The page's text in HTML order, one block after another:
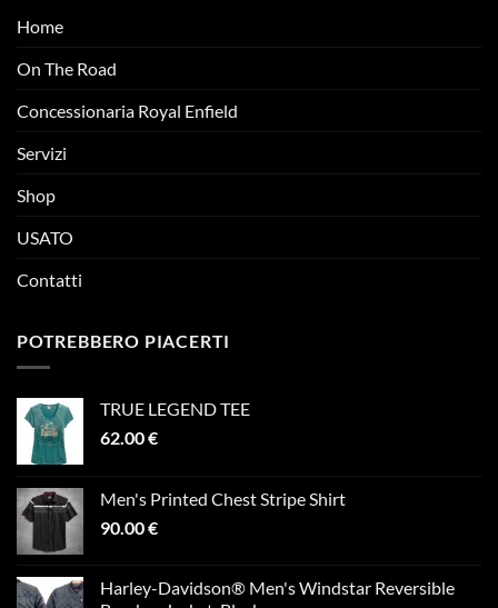
Home
On The Road
Concessionaria Royal Enfield
Servizi
Shop
USATO
Contatti
POTREBBERO PIACERTI
TRUE LEGEND TEE
62.00€
Men's Printed Chest Stripe Shirt
90.00€
Harley-Davidson® Men's Windstar Reversible